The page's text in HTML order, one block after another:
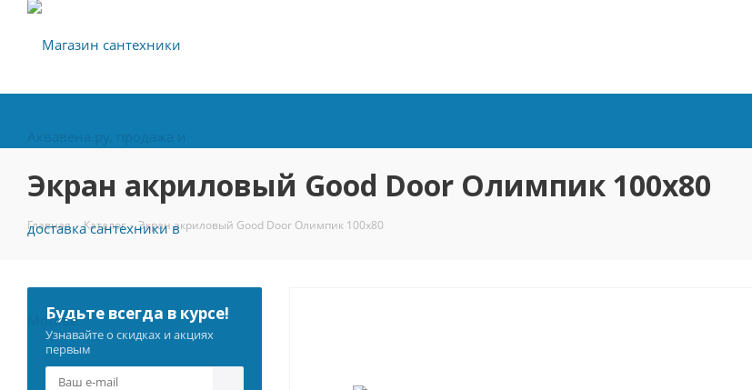
Экран акриловый Good Door Олимпик 100х80
Главная - Каталог - Экран акриловый Good Door Олимпик 100х80
Будьте всегда в курсе!
Узнавайте о скидках и акциях
первым